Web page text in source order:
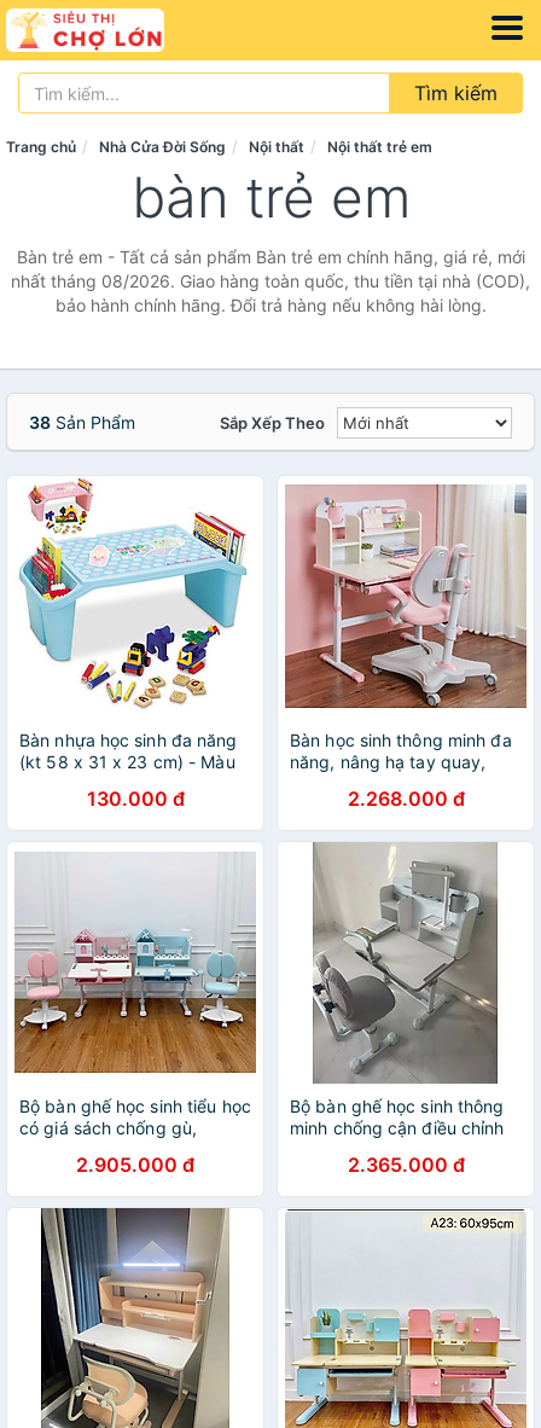
Tìm kiếm
Trang chủ Nhà Cửa Đời Sống Nội thất Nội thất trẻ em
bàn trẻ em
Bàn trẻ em - Tất cả sản phẩm Bàn trẻ em chính hãng, giá rẻ, mới
nhất tháng 08/2026. Giao hàng toàn quốc, thu tiền tại nhà (COD),
bảo hành chính hãng. Đổi trả hàng nếu không hài lòng.
38 Sản Phẩm Sắp Xếp Theo
Bàn nhựa học sinh đa năng
(kt 58 x 31 x 23 cm) - Màu
130.000 đ
Bàn học sinh thông minh đa
năng, nâng hạ tay quay,
chống cận Tundo CTIRS80
ngang 80cm
2.268.000 đ
Bộ bàn ghế học sinh tiểu học
có giá sách chống gù,
góc đến 60 độ CTF10 Tundo
2.905.000 đ
Bộ bàn ghế học sinh thông
minh chống cận điều chỉnh
CTIRSSA16plus ngang
80cm
2.365.000 đ